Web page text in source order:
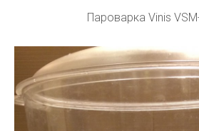
Пароварка Vinis